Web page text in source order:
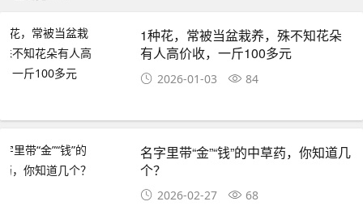
1种花，常被当盆栽养，殊不知花朵
有人高价收，一斤100多元
2026-01-03 84
名字里带“金”“钱”的中草药，你知道几
个？
2026-02-27 68